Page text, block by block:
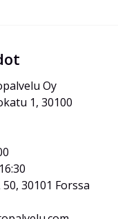
Oy
1, 30100
30101 Forssa